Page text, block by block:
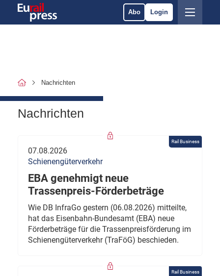
Abo Login
Nachrichten
Nachrichten
Rail Business
07.08.2026
Schienengüterverkehr
EBA genehmigt neue
Trassenpreis-Förderbeträge
Wie DB InfraGo gestern (06.08.2026) mitteilte,
hat das Eisenbahn-Bundesamt (EBA) neue
Förderbeträge für die Trassenpreisförderung im
Schienengüterverkehr (TraFöG) beschieden.
Rail Business